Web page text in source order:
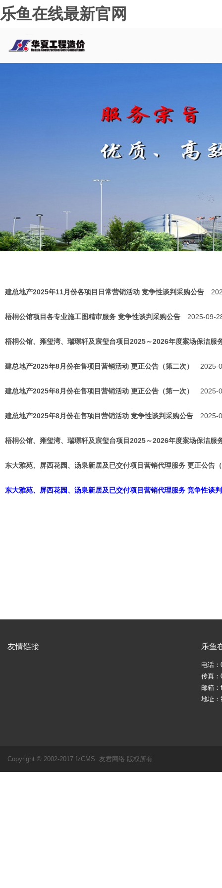
乐鱼在线最新官网
建总地产2025年11月份各项目日常营销活动 竞争性谈判采购公告
梧桐公馆项目各专业施工图精审服务 竞争性谈判采购公告 2025-09-
梧桐公馆、雍玺湾、瑞璟轩及宸玺台项目2025～2026年度案场保洁服
建总地产2025年8月份在售项目营销活动 更正公告（第二次） 2025-
建总地产2025年8月份在售项目营销活动 更正公告（第一次） 2025-
建总地产2025年8月份在售项目营销活动 竞争性谈判采购公告 2025-
梧桐公馆、雍玺湾、瑞璟轩及宸玺台项目2025～2026年度案场保洁服
东大雅苑、屏西花园、汤泉新居及已交付项目营销代理服务 更正公告
东大雅苑、屏西花园、汤泉新居及已交付项目营销代理服务 竞争性谈
友情链接 乐鱼
电话：
传真：
邮箱
地址
Copyright © 2002-2017 fzCMS. 友君网络 版权所有